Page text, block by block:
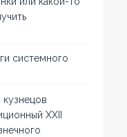
системного
кузнецов
XXII